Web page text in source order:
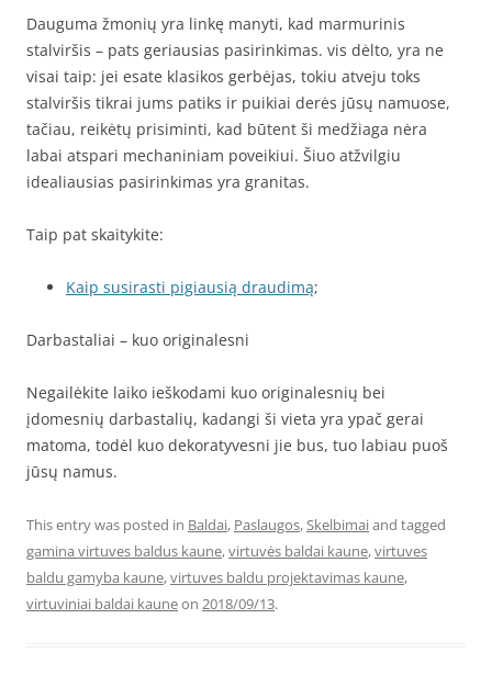
Dauguma žmonių yra linkę manyti, kad marmurinis
stalviršis – pats geriausias pasirinkimas. vis dėlto, yra ne
visai taip: jei esate klasikos gerbėjas, tokiu atveju toks
stalviršis tikrai jums patiks ir puikiai derės jūsų namuose,
tačiau, reikėtų prisiminti, kad būtent ši medžiaga nėra
labai atspari mechaniniam poveikiui. Šiuo atžvilgiu
idealiausias pasirinkimas yra granitas.
Taip pat skaitykite:
Kaip susirasti pigiausią draudimą;
Darbastaliai – kuo originalesni
Negailėkite laiko ieškodami kuo originalesnių bei
įdomesnių darbastalių, kadangi ši vieta yra ypač gerai
matoma, todėl kuo dekoratyvesni jie bus, tuo labiau puoš
jūsų namus.
This entry was posted in Baldai, Paslaugos,Skelbimaiand tagged
gamina virtuves baldus kaune,virtuvės baldai kaune,virtuves
baldu gamyba kaune,virtuves baldu projektavimas kaune,
virtuviniai baldai kauneon 2018/09/13.